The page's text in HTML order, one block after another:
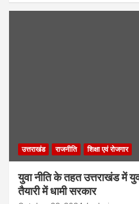
उत्तराखंड राजनीति शिक्षा एवं रोजगार
युवा नीति के तहत उत्तराखंड में
तैयारी में धामी सरकार